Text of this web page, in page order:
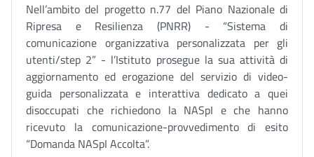
Nell’ambito del progetto n.77 del Piano Nazionale di
Ripresa e Resilienza (PNRR) - “Sistema di
comunicazione organizzativa personalizzata per gli
utenti/step 2” - l’Istituto prosegue la sua attività di
aggiornamento ed erogazione del servizio di video-
guida personalizzata e interattiva dedicato a quei
disoccupati che richiedono la NASpI e che hanno
ricevuto la comunicazione-provvedimento di esito
“Domanda NASpI Accolta”.